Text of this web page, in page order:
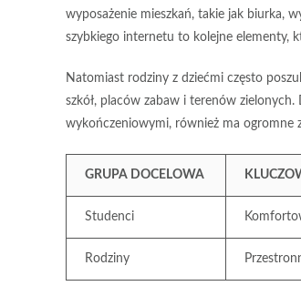
wyposażenie mieszkań, takie jak biurka,
szybkiego internetu to kolejne elementy,
Natomiast rodziny z dziećmi często
szkół, placów zabaw i terenów
wykończeniowymi, również ma ogromne
GRUPA DOCELOWA
Studenci
Rodziny